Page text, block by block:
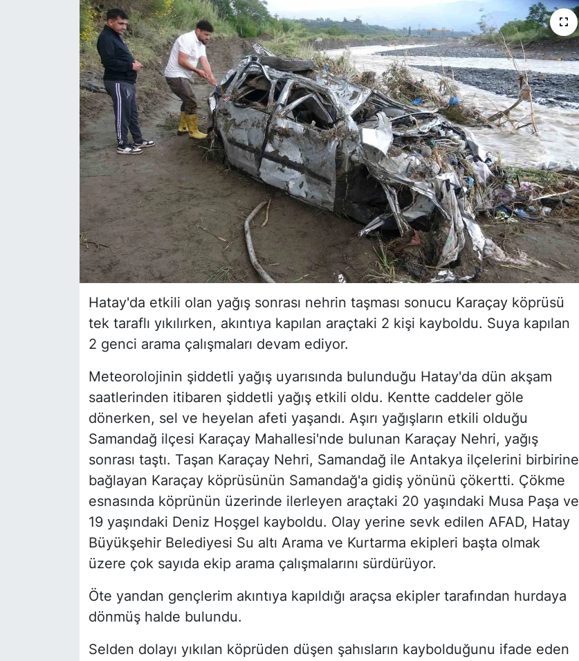
Hatay'da etkili olan yağış sonrası nehrin taşması sonucu Karaçay köprüsü
tek taraflı yıkılırken, akıntıya kapılan araçtaki 2 kişi kayboldu. Suya kapılan
2 genci arama çalışmaları devam ediyor.
Meteorolojinin şiddetli yağış uyarısında bulunduğu Hatay'da dün akşam
saatlerinden itibaren şiddetli yağış etkili oldu. Kentte caddeler göle
dönerken, sel ve heyelan afeti yaşandı. Aşırı yağışların etkili olduğu
Samandağ ilçesi Karaçay Mahallesi'nde bulunan Karaçay Nehri, yağış
sonrası taştı. Taşan Karaçay Nehri, Samandağ ile Antakya ilçelerini birbirine
bağlayan Karaçay köprüsünün Samandağ'a gidiş yönünü çökertti. Çökme
esnasında köprünün üzerinde ilerleyen araçtaki 20 yaşındaki Musa Paşa ve
19 yaşındaki Deniz Hoşgel kayboldu. Olay yerine sevk edilen AFAD, Hatay
Büyükşehir Belediyesi Su altı Arama ve Kurtarma ekipleri başta olmak
üzere çok sayıda ekip arama çalışmalarını sürdürüyor.
Öte yandan gençlerim akıntıya kapıldığı araçsa ekipler tarafından hurdaya
dönmüş halde bulundu.
Selden dolayı yıkılan köprüden düşen şahısların kaybolduğunu ifade eden
Siyaset
YEREL HABER
Haberde insan
Tanıtım